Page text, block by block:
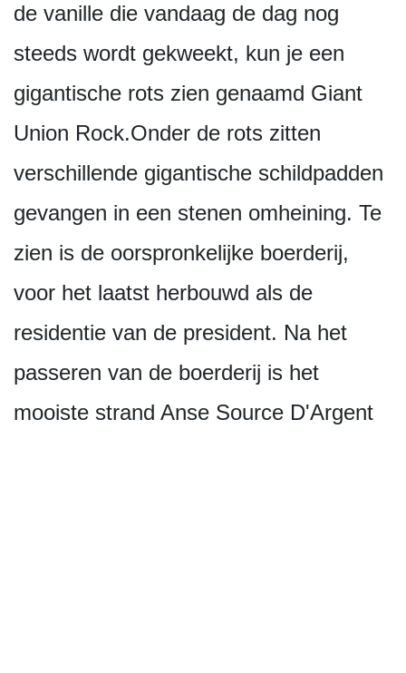
de vanille die vandaag de dag nog
steeds wordt gekweekt, kun je een
gigantische rots zien genaamd Giant
Union Rock.Onder de rots zitten
verschillende gigantische schildpadden
gevangen in een stenen omheining. Te
zien is de oorspronkelijke boerderij,
voor het laatst herbouwd als de
residentie van de president. Na het
passeren van de boerderij is het
mooiste strand Anse Source D'Argent